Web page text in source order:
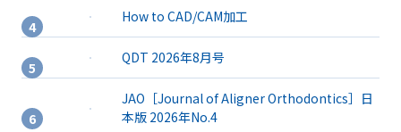
How to CAD/CAM加工
QDT 2026年8月号
JAO［Journal of Aligner Orthodontics］日
本版 2026年No.4